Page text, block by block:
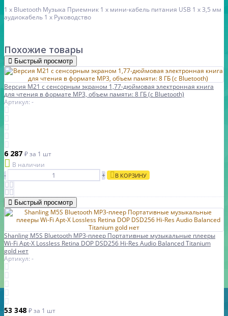
1 x Bluetooth Музыка Приемник 1 x мини-кабель питания USB 1 х 3,5 мм
аудиокабель 1 x Руководство
Похожие товары
Быстрый просмотр
Версия M21 с сенсорным экраном 1,77-дюймовая электронная книга
для чтения в формате MP3, объем памяти: 8 ГБ (с Bluetooth)
Артикул: -
6 287 ₽за 1 шт
В наличии
-
+ В КОРЗИНУ
Быстрый просмотр
Shanling M5S Bluetooth MP3-плеер Портативные музыкальные плееры
Wi-Fi Apt-X Lossless Retina DOP DSD256 Hi-Res Audio Balanced Titanium
gold нет
Артикул: -
53 348 ₽за 1 шт